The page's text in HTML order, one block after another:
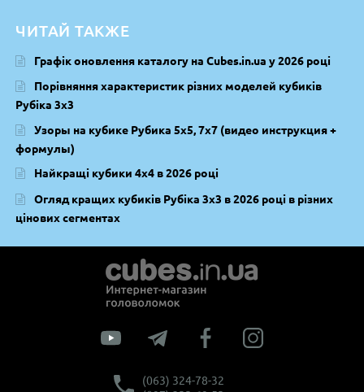
ЧИТАЙ ТАКЖЕ
Графік оновлення каталогу на Cubes.in.ua у 2026 році
Порівняння характеристик різних моделей кубиків
Рубіка 3х3
Узоры на кубике Рубика 5х5, 7х7 (видео инструкция +
формулы)
Найкращі кубики 4х4 в 2026 році
Огляд кращих кубиків Рубіка 3х3 в 2026 році в різних
цінових сегментах
(063) 324-78-32